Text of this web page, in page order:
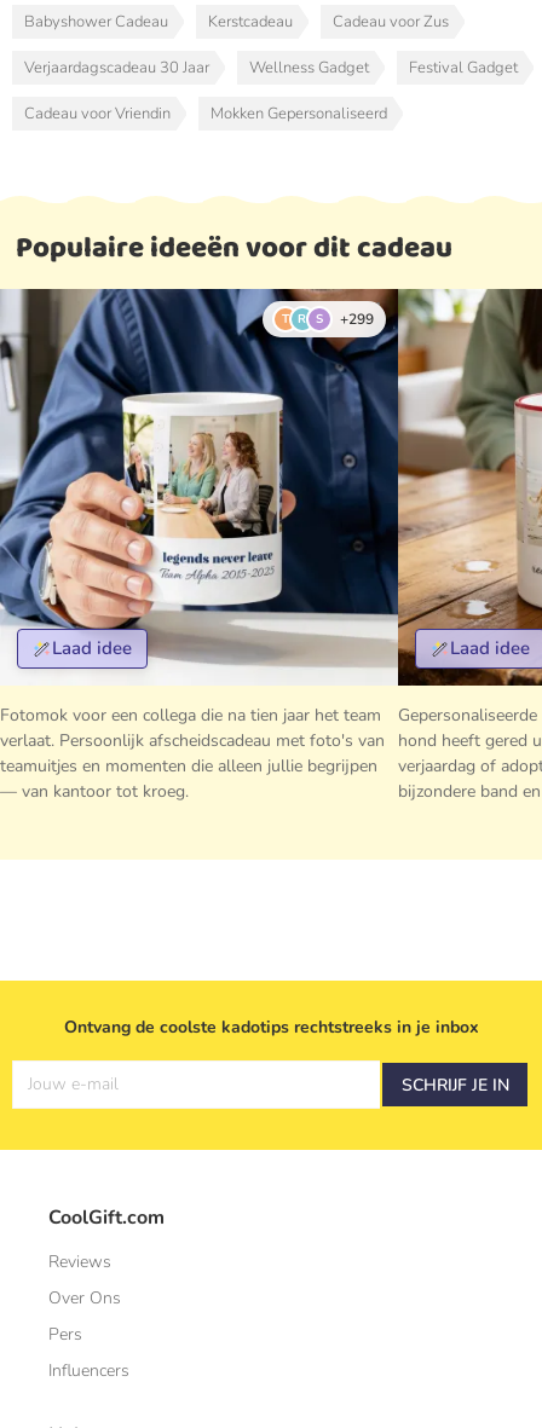
Babyshower Cadeau Kerstcadeau Cadeau voor Zus
Verjaardagscadeau 30 Jaar Wellness Gadget Festival Gadget
Cadeau voor Vriendin Mokken Gepersonaliseerd
Populaire ideeën voor dit cadeau
T R S +299
Laad idee
Fotomok voor een collega die na tien jaar het team
verlaat. Persoonlijk afscheidscadeau met foto's van
teamuitjes en momenten die alleen jullie begrijpen
— van kantoor tot kroeg.
Laad idee
hond heeft gered
verjaardag of
bijzondere band
Ontvang de coolste kadotips rechtstreeks in je inbox
Jouw e-mail SCHRIJF JE IN
CoolGift.com
Reviews
Over Ons
Pers
Influencers